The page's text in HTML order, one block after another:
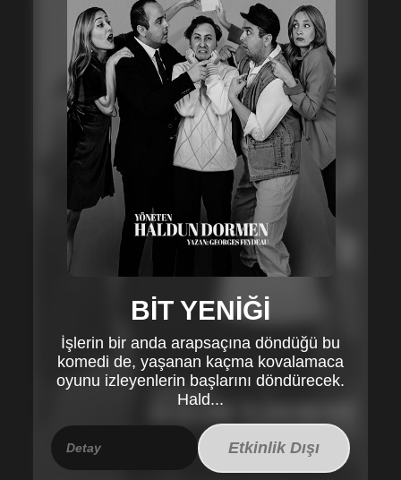
BİT YENİĞİ
İşlerin bir anda arapsaçına döndüğü bu
komedi de, yaşanan kaçma kovalamaca
oyunu izleyenlerin başlarını döndürecek.
Hald...
Detay Etkinlik Dışı